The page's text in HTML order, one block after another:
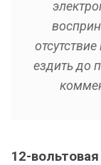
ездить до
12-